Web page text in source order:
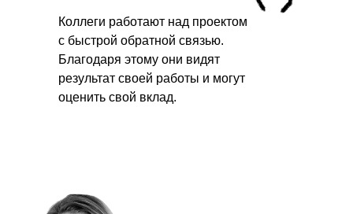
Коллеги работают над проектом
с быстрой обратной связью.
Благодаря этому они видят
результат своей работы и могут
оценить свой вклад.
Повышается лояльность к
своей компании
нестандартных ситуациях